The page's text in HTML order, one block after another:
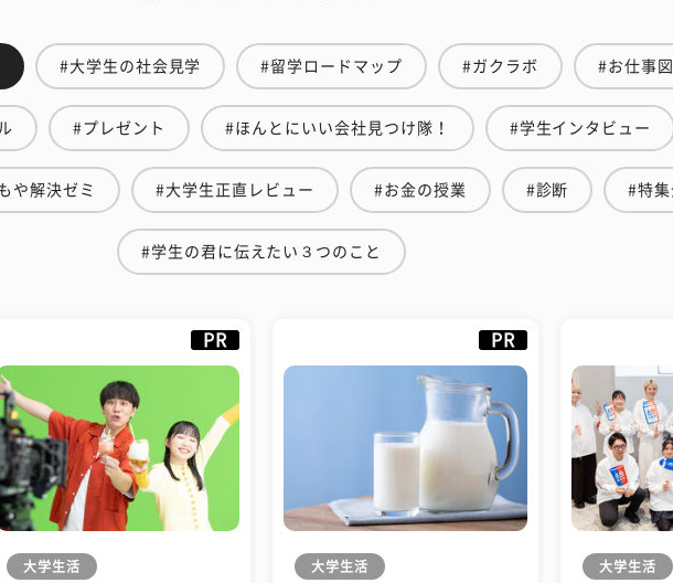
#大学生の社会見学 #留学ロードマップ #ガクラボ #お仕事
#プレゼント #ほんとにいい会社見つけ隊！ #学生インタビュー
や解決ゼミ #大学生正直レビュー #お金の授業 #診断 #特集
#学生の君に伝えたい３つのこと
PR
大学生活
PR
大学生活 大学生活